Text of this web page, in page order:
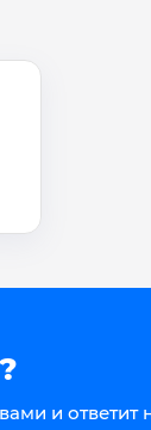
и ответит